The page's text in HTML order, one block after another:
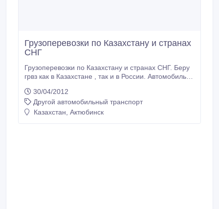
Грузоперевозки по Казахстану и странах
СНГ
Грузоперевозки по Казахстану и странах СНГ. Беру
грвз как в Казахстане , так и в России. Автомобиль
недорого..
30/04/2012
Другой автомобильный транспорт
Казахстан, Актюбинск